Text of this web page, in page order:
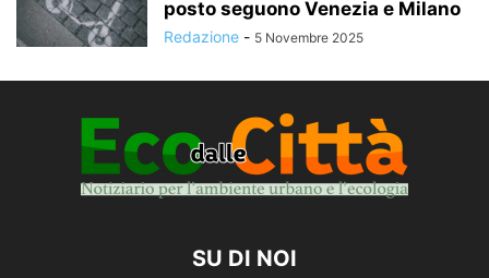
posto seguono Venezia e Milano
Redazione - 5 Novembre 2025
SU DI NOI